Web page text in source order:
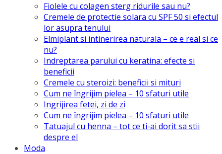
Fiolele cu colagen sterg ridurile sau nu?
Cremele de protectie solara cu SPF 50 si efectul
lor asupra tenului
Elmiplant si intinerirea naturala – ce e real si ce
nu?
Indreptarea parului cu keratina: efecte si
beneficii
Cremele cu steroizi: beneficii si mituri
Cum ne îngrijim pielea – 10 sfaturi utile
Ingrijirea fetei, zi de zi
Cum ne îngrijim pielea – 10 sfaturi utile
Tatuajul cu henna – tot ce ti-ai dorit sa stii
despre el
Moda